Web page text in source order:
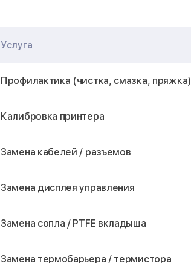
Услуга
Профилактика (чистка, смазка, пряжка)
Калибровка принтера
Замена кабелей / разъемов
Замена дисплея управления
Замена сопла / PTFE вкладыша
Замена термобарьера / термистора